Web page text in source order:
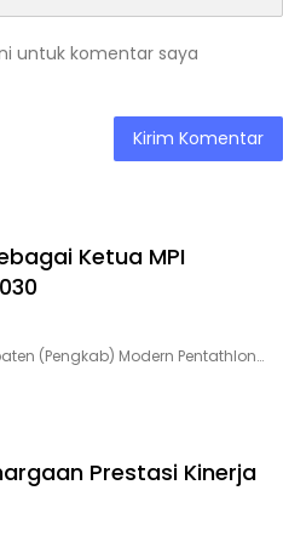
untuk komentar saya
Ketua MPI
(Pengkab) Modern Pentathlon…
Prestasi Kinerja